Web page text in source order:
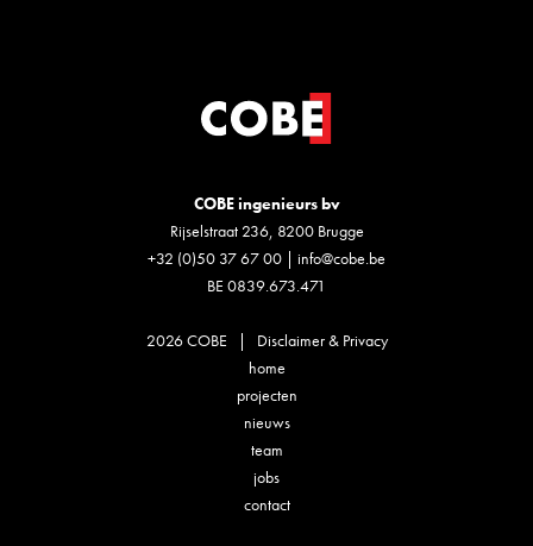
COBE ingenieurs bv
Rijselstraat 236, 8200 Brugge
+32 (0)50 37 67 00 | info@cobe.be
BE 0839.673.471
2026 COBE | Disclaimer & Privacy
home
projecten
nieuws
team
jobs
contact